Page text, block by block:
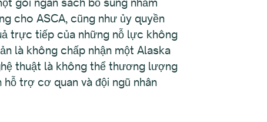
cho ASCA, cũng như ủy quyền
trực tiếp của những nỗ lực không
là không chấp nhận một Alaska
thuật là không thể thương lượng
trợ cơ quan và đội ngũ nhân